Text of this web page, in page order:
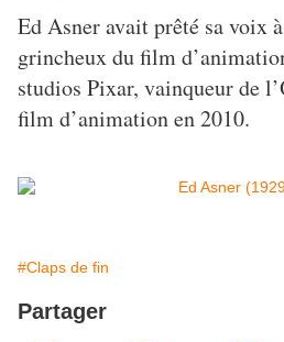
Ed Asner avait prêté sa voix
grincheux du film
studios Pixar, vainqueur de
film d’animation en 2010.
#Claps de fin
Partager